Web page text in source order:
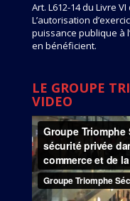
Art. L612-14 du Livre VI
L’autorisation
puissance publique à
en bénéficient.
LE GROUPE
VIDEO
Lecteur
vidéo